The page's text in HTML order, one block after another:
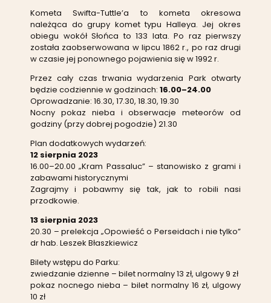
Kometa Swifta-Tuttle’a to kometa okresowa
należąca do grupy komet typu Halleya. Jej okres
obiegu wokół Słońca to 133 lata. Po raz pierwszy
została zaobserwowana w lipcu 1862 r., po raz drugi
w czasie jej ponownego pojawienia się w 1992 r.
Przez cały czas trwania wydarzenia Park otwarty
będzie codziennie w godzinach: 16.00–24.00
Oprowadzanie: 16.30, 17.30, 18.30, 19.30
Nocny pokaz nieba i obserwacje meteorów od
godziny (przy dobrej pogodzie) 21.30
Plan dodatkowych wydarzeń:
12 sierpnia 2023
16.00–20.00 „Kram Passaluc” – stanowisko z grami i
zabawami historycznymi
Zagrajmy i pobawmy się tak, jak to robili nasi
przodkowie.
13 sierpnia 2023
20.30 – prelekcja „Opowieść o Perseidach i nie tylko”
dr hab. Leszek Błaszkiewicz
Bilety wstępu do Parku:
zwiedzanie dzienne – bilet normalny 13 zł, ulgowy 9 zł
pokaz nocnego nieba – bilet normalny 16 zł, ulgowy
10 zł